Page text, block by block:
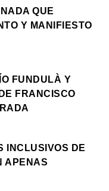
QUE
Y MANIFIESTO
FUNDULÀ Y
FRANCISCO
INCLUSIVOS DE
APENAS